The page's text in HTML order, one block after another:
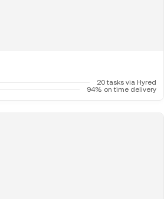
20 tasks via Hyred
94% on time delivery